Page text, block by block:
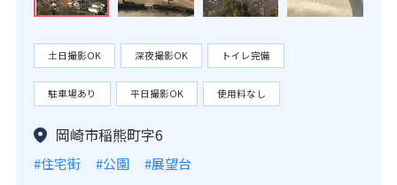
土日撮影OK 深夜撮影OK トイレ完備
駐車場あり 平日撮影OK 使用料なし
岡崎市稲熊町字6
#住宅街 #公園 #展望台